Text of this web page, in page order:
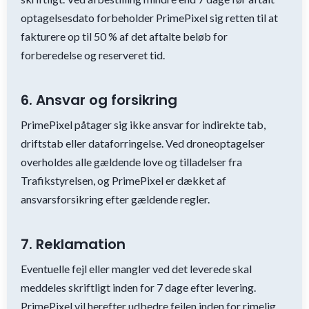
optagelsesdato forbeholder PrimePixel sig retten til at
fakturere op til 50 % af det aftalte beløb for
forberedelse og reserveret tid.
6. Ansvar og forsikring
PrimePixel påtager sig ikke ansvar for indirekte tab,
driftstab eller dataforringelse. Ved droneoptagelser
overholdes alle gældende love og tilladelser fra
Trafikstyrelsen, og PrimePixel er dækket af
ansvarsforsikring efter gældende regler.
7. Reklamation
Eventuelle fejl eller mangler ved det leverede skal
meddeles skriftligt inden for 7 dage efter levering.
PrimePixel vil herefter udbedre fejlen inden for rimelig